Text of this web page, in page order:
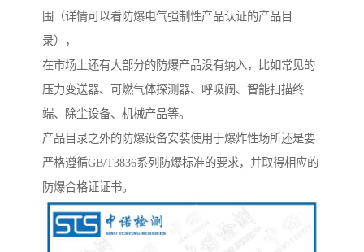
围（详情可以看防爆电气强制性产品认证的产品目
录），
在市场上还有大部分的防爆产品没有纳入，比如常见的
压力变送器、可燃气体探测器、呼吸阀、智能扫描终
端、除尘设备、机械产品等。
产品目录之外的防爆设备安装使用于爆炸性场所还是要
严格遵循GB/T3836系列防爆标准的要求，并取得相应的
防爆合格证证书。